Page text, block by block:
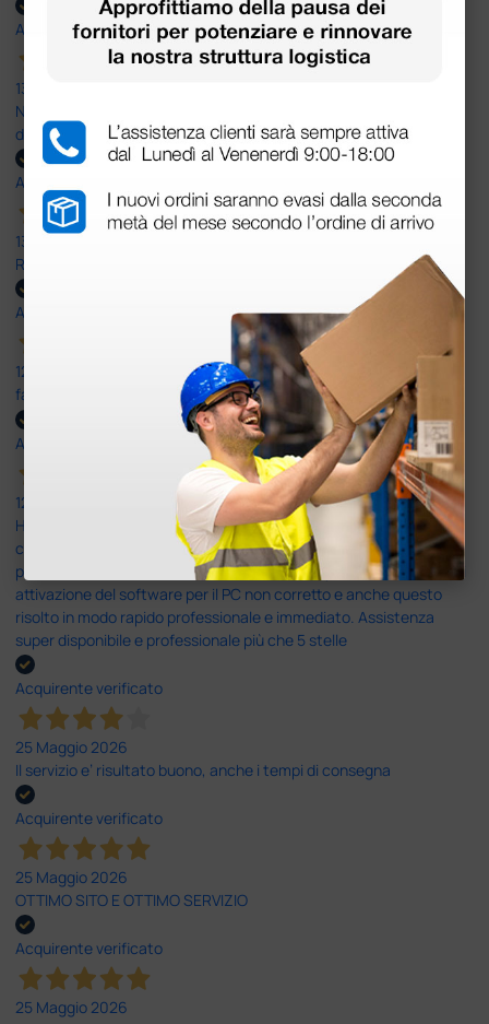
Acquirente verificato
13 Luglio 2026
Nulla da eccepire. Tutto estremamente chiaro e corretto,
dall’ordine alla consegna.
Acquirente verificato
13 Luglio 2026
Rapidi, disponibili ben forniti
Acquirente verificato
12 Giugno 2026
facilità di acquisto e puntualità
Acquirente verificato
12 Giugno 2026
Ho avuto un problema con la consegna, il pacco non è stato
consegnato ma messo in giacenza. Il problema è stato
prontamente risolto dal servizio clienti. Altro problema il codice di
attivazione del software per il PC non corretto e anche questo
risolto in modo rapido professionale e immediato. Assistenza
super disponibile e professionale più che 5 stelle
Acquirente verificato
25 Maggio 2026
Il servizio e’ risultato buono, anche i tempi di consegna
Acquirente verificato
25 Maggio 2026
OTTIMO SITO E OTTIMO SERVIZIO
Acquirente verificato
25 Maggio 2026